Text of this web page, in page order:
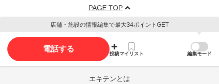
PAGE TOP
店舗・施設の情報編集で最大34ポイントGET
電話する
投稿マイリスト 編集モード
エキテンとは